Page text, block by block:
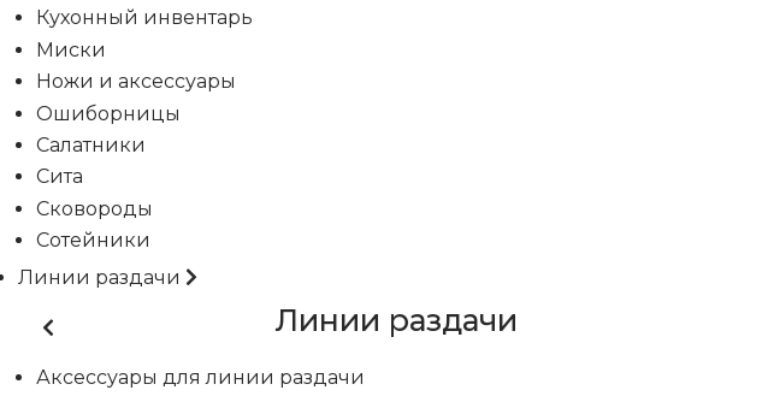
Кухонный инвентарь
Миски
Ножи и аксессуары
Ошиборницы
Салатники
Сита
Сковороды
Сотейники
Линии раздачи
Линии раздачи
Аксессуары для линии раздачи